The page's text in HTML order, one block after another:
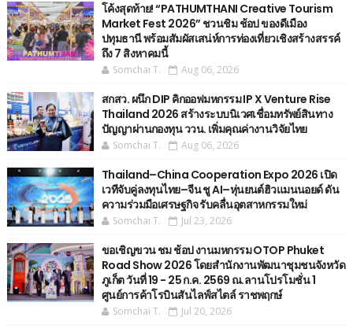
โค้งสุดท้าย! “PATHUMTHANI Creative Tourism
Market Fest 2026” ชวนชิม ช้อป ของดีเมือง
ปทุมธานี พร้อมสัมผัสเสน่ห์การท่องเที่ยวเชิงสร้างสรรค์
ถึง 7 สิงหาคมนี้
Somchai T. Aug 06, 2026
สกสว. ผนึก DIP คิกออฟมหกรรม IP X Venture Rise
Thailand 2026 สร้างระบบนิเวศเชื่อมทรัพย์สินทาง
ปัญญาผ่านกองทุน ววน. เพิ่มคุณค่างานวิจัยไทย
Somchai T. Aug 06, 2026
Thailand–China Cooperation Expo 2026 เปิด
เวทีจับคู่ลงทุนไทย–จีน ชู AI–หุ่นยนต์ฮิวแมนนอยด์ ดัน
ความร่วมมือเศรษฐกิจ รับคลื่นอุตสาหกรรมใหม่
Somchai T. Jul 23, 2026
ขอเชิญขวน ชม ช้อป งานมหกรรม OTOP Phuket
Road Show 2026 โดยสำนักงานพัฒนาชุมชนจังหวัด
ภูเก็ต วันที่ 19 - 25 ก.ค. 2569 ณ.ลานโปรโมชั่น 1
ศูนย์การค้าโรบินสันไลฟ์สไตล์ ราชพฤกษ์
Somchai T. Jul 20, 2026